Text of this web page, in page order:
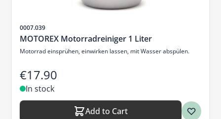
Sku
0007.039
MOTOREX Motorradreiniger 1 Liter
Motorrad einsprühen, einwirken lassen, mit Wasser abspülen.
€17.90
In stock
Add to Cart